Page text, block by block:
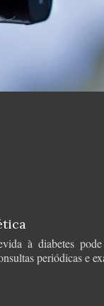
à diabetes
periódicas e